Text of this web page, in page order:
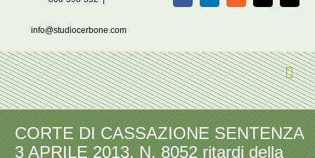
info@studiocerbone.com
CORTE DI CASSAZIONE SENTENZA
3 APRILE 2013, N. 8052 ritardi della